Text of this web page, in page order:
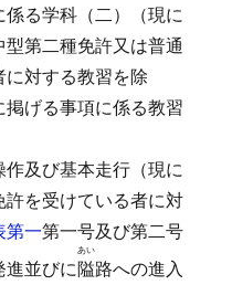
る学科（二）（現に
第二種免許又は普通
対する教習を除
掲げる事項に係る教習
及び基本走行（現に
を受けている者に対
第一第一号及び第二号
進並びに隘
あい
路への進入